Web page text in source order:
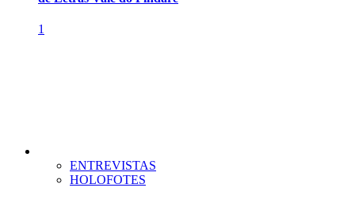
1
ENTREVISTAS
HOLOFOTES